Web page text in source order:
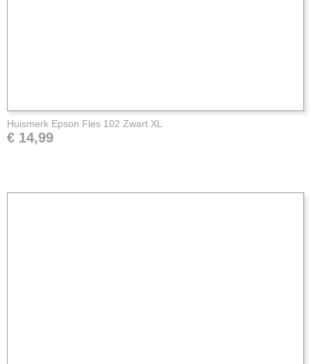
Huismerk Epson Fles 102 Zwart XL
€ 14,99